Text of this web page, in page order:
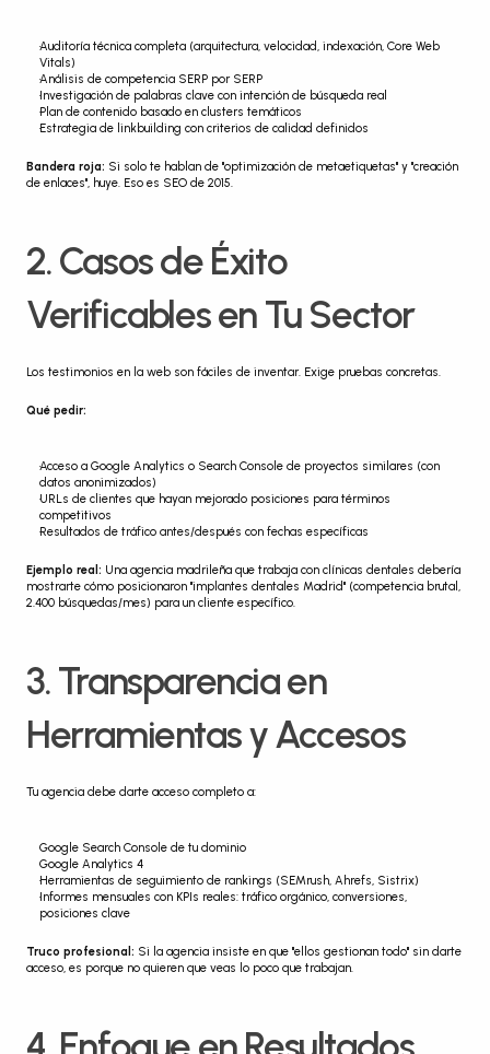
Auditoría técnica completa (arquitectura, velocidad, indexación, Core Web
Vitals)
Análisis de competencia SERP por SERP
Investigación de palabras clave con intención de búsqueda real
Plan de contenido basado en clusters temáticos
Estrategia de linkbuilding con criterios de calidad definidos
Bandera roja: Si solo te hablan de "optimización de metaetiquetas" y "creación
de enlaces", huye. Eso es SEO de 2015.
2. Casos de Éxito
Verificables en Tu Sector
Los testimonios en la web son fáciles de inventar. Exige pruebas concretas.
Qué pedir:
Acceso a Google Analytics o Search Console de proyectos similares (con
datos anonimizados)
URLs de clientes que hayan mejorado posiciones para términos
competitivos
Resultados de tráfico antes/después con fechas específicas
Ejemplo real: Una agencia madrileña que trabaja con clínicas dentales debería
mostrarte cómo posicionaron "implantes dentales Madrid" (competencia brutal,
2.400 búsquedas/mes) para un cliente específico.
3. Transparencia en
Herramientas y Accesos
Tu agencia debe darte acceso completo a:
Google Search Console de tu dominio
Google Analytics 4
Herramientas de seguimiento de rankings (SEMrush, Ahrefs, Sistrix)
Informes mensuales con KPIs reales: tráfico orgánico, conversiones,
posiciones clave
Truco profesional: Si la agencia insiste en que "ellos gestionan todo" sin darte
acceso, es porque no quieren que veas lo poco que trabajan.